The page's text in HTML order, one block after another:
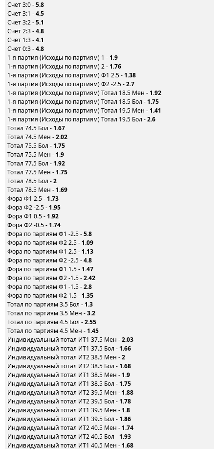
Счет 3:0 -5.8
Счет 3:1 -4.5
Счет 3:2 -5.1
Счет 2:3 -4.8
Счет 1:3 -4.1
Счет 0:3 -4.8
1-я партия (Исходы по партиям) 1 - 1.9
1-я партия (Исходы по партиям) 2 - 1.76
1-я партия (Исходы по партиям) Ф1 2.5 - 1.38
1-я партия (Исходы по партиям) Ф2 -2.5 -2.7
1-я партия (Исходы по партиям) Тотал 18.5 Мен - 1.92
1-я партия (Исходы по партиям) Тотал 18.5 Бол - 1.75
1-я партия (Исходы по партиям) Тотал 19.5 Мен - 1.41
1-я партия (Исходы по партиям) Тотал 19.5 Бол -2.6
Тотал 74.5 Бол - 1.67
Тотал 74.5 Мен -2.02
Тотал 75.5 Бол - 1.75
Тотал 75.5 Мен - 1.9
Тотал 77.5 Бол - 1.92
Тотал 77.5 Мен - 1.75
Тотал 78.5 Бол -2
Тотал 78.5 Мен - 1.69
Фора Ф1 2.5 - 1.73
Фора Ф2 -2.5 - 1.95
Фора Ф1 0.5 - 1.92
Фора Ф2 -0.5 - 1.74
Фора по партиям Ф1 -2.5 -5.8
Фора по партиям Ф2 2.5 - 1.09
Фора по партиям Ф1 2.5 - 1.13
Фора по партиям Ф2 -2.5 -4.8
Фора по партиям Ф1 1.5 - 1.47
Фора по партиям Ф2 -1.5 -2.42
Фора по партиям Ф1 -1.5 -2.8
Фора по партиям Ф2 1.5 - 1.35
Тотал по партиям 3.5 Бол - 1.3
Тотал по партиям 3.5 Мен -3.2
Тотал по партиям 4.5 Бол -2.55
Тотал по партиям 4.5 Мен - 1.45
Индивидуальный тотал ИТ1 37.5 Мен -2.03
Индивидуальный тотал ИТ1 37.5 Бол - 1.66
Индивидуальный тотал ИТ2 38.5 Мен -2
Индивидуальный тотал ИТ2 38.5 Бол - 1.68
Индивидуальный тотал ИТ1 38.5 Мен - 1.9
Индивидуальный тотал ИТ1 38.5 Бол - 1.75
Индивидуальный тотал ИТ2 39.5 Мен - 1.88
Индивидуальный тотал ИТ2 39.5 Бол - 1.78
Индивидуальный тотал ИТ1 39.5 Мен - 1.8
Индивидуальный тотал ИТ1 39.5 Бол - 1.86
Индивидуальный тотал ИТ2 40.5 Мен - 1.74
Индивидуальный тотал ИТ2 40.5 Бол - 1.93
Индивидуальный тотал ИТ1 40.5 Мен - 1.68